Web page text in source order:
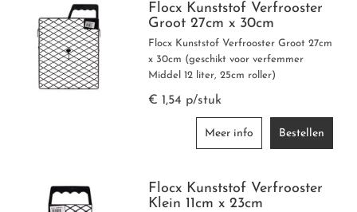
Flocx Kunststof Verfrooster
Groot 27cm x 30cm
Flocx Kunststof Verfrooster Groot 27cm
x 30cm (geschikt voor verfemmer
Middel 12 liter, 25cm roller)
€ 1,54 p/stuk
Meer info Bestellen
Flocx Kunststof Verfrooster
Klein 11cm x 23cm